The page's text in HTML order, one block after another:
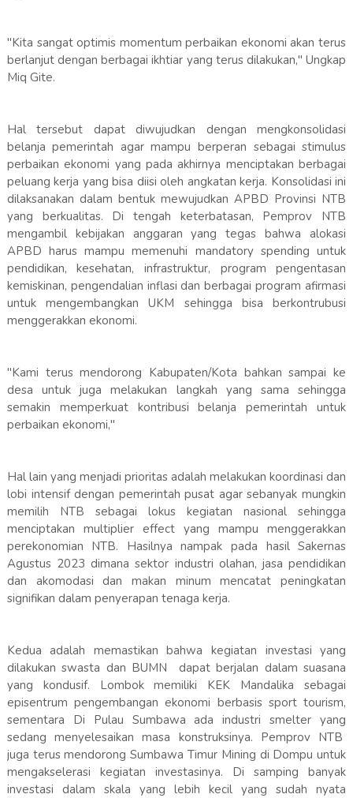
"Kita sangat optimis momentum perbaikan ekonomi akan terus
berlanjut dengan berbagai ikhtiar yang terus dilakukan," Ungkap
Miq Gite.
Hal tersebut dapat diwujudkan dengan mengkonsolidasi
belanja pemerintah agar mampu berperan sebagai stimulus
perbaikan ekonomi yang pada akhirnya menciptakan berbagai
peluang kerja yang bisa diisi oleh angkatan kerja. Konsolidasi ini
dilaksanakan dalam bentuk mewujudkan APBD Provinsi NTB
yang berkualitas. Di tengah keterbatasan, Pemprov NTB
mengambil kebijakan anggaran yang tegas bahwa alokasi
APBD harus mampu memenuhi mandatory spending untuk
pendidikan, kesehatan, infrastruktur, program pengentasan
kemiskinan, pengendalian inflasi dan berbagai program afirmasi
untuk mengembangkan UKM sehingga bisa berkontrubusi
menggerakkan ekonomi.
"Kami terus mendorong Kabupaten/Kota bahkan sampai ke
desa untuk juga melakukan langkah yang sama sehingga
semakin memperkuat kontribusi belanja pemerintah untuk
perbaikan ekonomi,"
Hal lain yang menjadi prioritas adalah melakukan koordinasi dan
lobi intensif dengan pemerintah pusat agar sebanyak mungkin
memilih NTB sebagai lokus kegiatan nasional sehingga
menciptakan multiplier effect yang mampu menggerakkan
perekonomian NTB. Hasilnya nampak pada hasil Sakernas
Agustus 2023 dimana sektor industri olahan, jasa pendidikan
dan akomodasi dan makan minum mencatat peningkatan
signifikan dalam penyerapan tenaga kerja.
Kedua adalah memastikan bahwa kegiatan investasi yang
dilakukan swasta dan BUMN dapat berjalan dalam suasana
yang kondusif. Lombok memiliki KEK Mandalika sebagai
episentrum pengembangan ekonomi berbasis sport tourism,
sementara Di Pulau Sumbawa ada industri smelter yang
sedang menyelesaikan masa konstruksinya. Pemprov NTB
juga terus mendorong Sumbawa Timur Mining di Dompu untuk
mengakselerasi kegiatan investasinya. Di samping banyak
investasi dalam skala yang lebih kecil yang sudah nyata